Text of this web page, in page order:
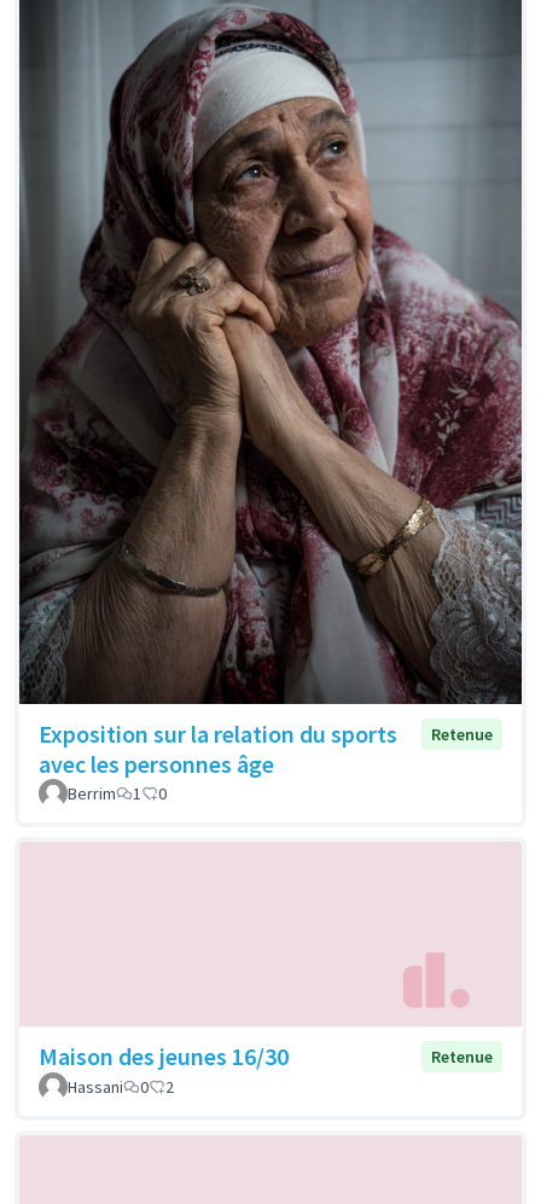
Exposition sur la relation du sports
avec les personnes âge
Retenue
Berrim 1 0
Maison des jeunes 16/30
Retenue
Hassani
0 2